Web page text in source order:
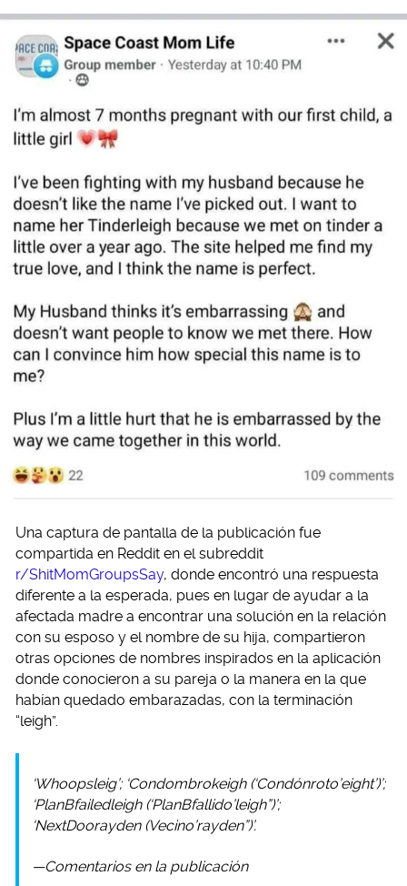
Una captura de pantalla de la publicación fue
compartida en Reddit en el subreddit
r/ShitMomGroupsSay, donde encontró una respuesta
diferente a la esperada, pues en lugar de ayudar a la
afectada madre a encontrar una solución en la relación
con su esposo y el nombre de su hija, compartieron
otras opciones de nombres inspirados en la aplicación
donde conocieron a su pareja o la manera en la que
habían quedado embarazadas, con la terminación
“leigh”.
‘Whoopsleig’; ‘Condombrokeigh (‘Condónroto’eight’)’;
‘PlanBfailedleigh (‘PlanBfallido’leigh”)’;
‘NextDoorayden (Vecino’rayden”)’.
—Comentarios en la publicación